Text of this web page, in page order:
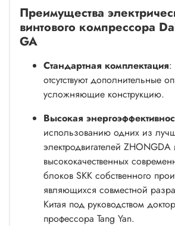
Преимущества
винтового компрессора
GA
Стандартная комплектация:
отсутствуют дополнительные
усложняющие конструкцию.
Высокая
использованию одних из
электродвигателей ZHONGDA
высококачественных
блоков SKK собственного
являющихся совместной
Китая под руководством
профессора Tang Yan.